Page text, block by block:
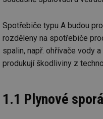
Spotřebiče typu A budou
rozděleny na spotřebiče
spalin, např. ohřívače vody
produkují škodliviny z
1.1 Plynové